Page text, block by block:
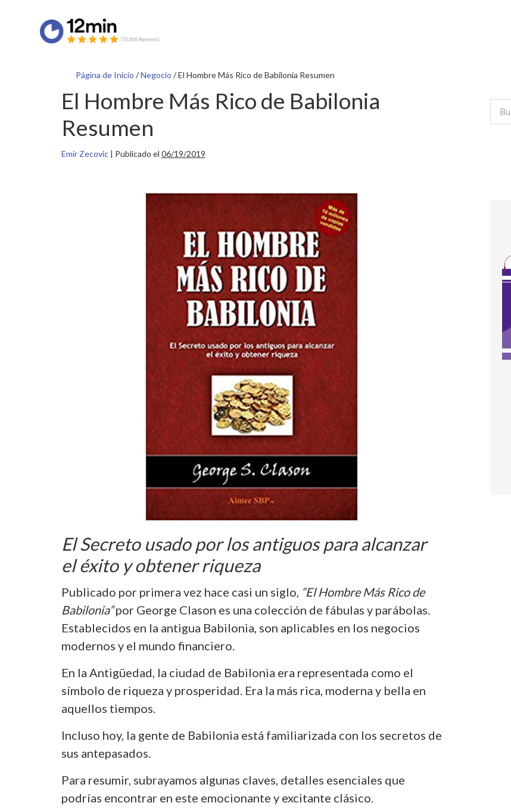
Página de Inicio /Negocio /El Hombre Más Rico de Babilonia Resumen
El Hombre Más Rico de Babilonia
Resumen
Emir Zecovic| Publicado el 06/19/2019
El Secreto usado por los antiguos para alcanzar
el éxito y obtener riqueza
Publicado por primera vez hace casi un siglo, “El Hombre Más Rico de
Babilonia”por George Clason es una colección de fábulas y parábolas.
Establecidos en la antigua Babilonia, son aplicables en los negocios
modernos y el mundo financiero.
En la Antigüedad, la ciudad de Babilonia era representada como el
símbolo de riqueza y prosperidad. Era la más rica, moderna y bella en
aquellos tiempos.
Incluso hoy, la gente de Babilonia está familiarizada con los secretos de
sus antepasados.
Para resumir, subrayamos algunas claves, detalles esenciales que
podrías encontrar en este emocionante y excitante clásico.